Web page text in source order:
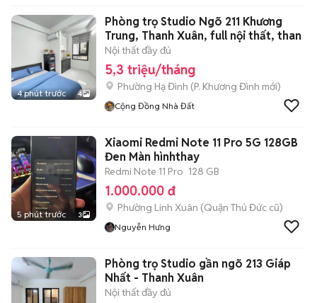
4 phút trước 4
Phòng trọ Studio Ngõ 211 Khương
Trung, Thanh Xuân, full nội thất, than
Nội thất đầy đủ
5,3 triệu/tháng
Phường Hạ Đình (P. Khương Đình mới)
Cộng Đồng Nhà Đất
5 phút trước 3
Xiaomi Redmi Note 11 Pro 5G 128GB
Đen Màn hìnhthay
Redmi Note 11 Pro 128 GB
1.000.000 đ
Phường Linh Xuân (Quận Thủ Đức cũ)
Nguyễn Hưng
Phòng trọ Studio gần ngõ 213 Giáp
Nhất - Thanh Xuân
Nội thất đầy đủ